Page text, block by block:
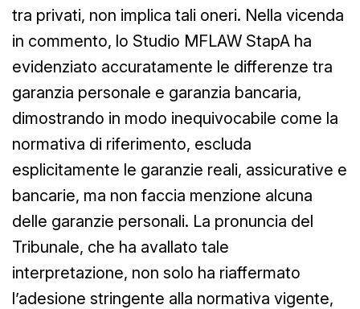
tra privati, non implica tali oneri. Nella vicenda
in commento, lo Studio MFLAW StapA ha
evidenziato accuratamente le differenze tra
garanzia personale e garanzia bancaria,
dimostrando in modo inequivocabile come la
normativa di riferimento, escluda
esplicitamente le garanzie reali, assicurative e
bancarie, ma non faccia menzione alcuna
delle garanzie personali. La pronuncia del
Tribunale, che ha avallato tale
interpretazione, non solo ha riaffermato
l’adesione stringente alla normativa vigente,